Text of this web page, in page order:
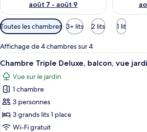
août 7 - août 9
Filtres
disponibles
pour
les
chambres
Toutes les chambres 3+ lits 2 lits 1 lit
Affichage de 4 chambres sur 4
Afficher
toutes
les
photos
pour
ce
type
Une pièce
6
Chambre Triple Deluxe, balcon, vue
Vue sur le jardin
1 chambre
3 personnes
3 grands lits 1 place
Wi-Fi gratuit